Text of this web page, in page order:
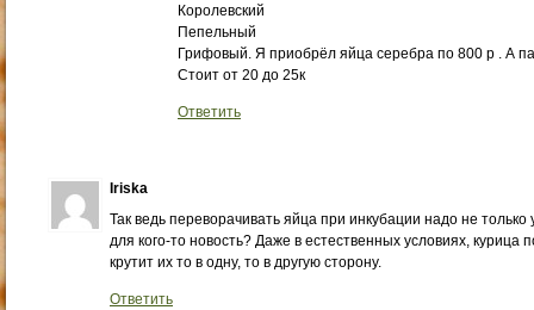
Королевский
Пепельный
Грифовый. Я приобрёл яйца серебра по 800 р . А
Стоит от 20 до 25к
Ответить
Iriska
Так ведь переворачивать яйца при инкубации надо не
для кого-то новость? Даже в естественных условиях, курица
крутит их то в одну, то в другую сторону.
Ответить